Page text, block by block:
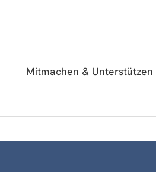
Mitmachen & Unterstützen